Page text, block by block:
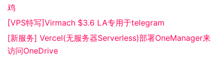
鸡
[VPS特写]Virmach $3.6 LA专用于telegram
[新服务] Vercel(无服务器Serverless)部署OneManager来
访问OneDrive